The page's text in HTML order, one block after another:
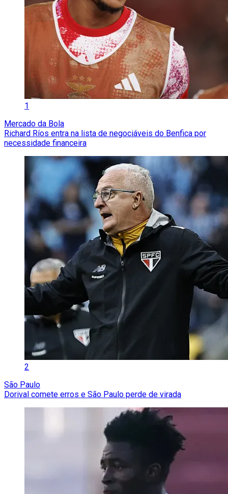
1
Mercado da Bola
Richard Ríos entra na lista de negociáveis do Benfica por
necessidade financeira
2
São Paulo
Dorival comete erros e São Paulo perde de virada